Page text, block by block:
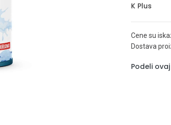
K Plus
Cene su
Dostava
Podeli